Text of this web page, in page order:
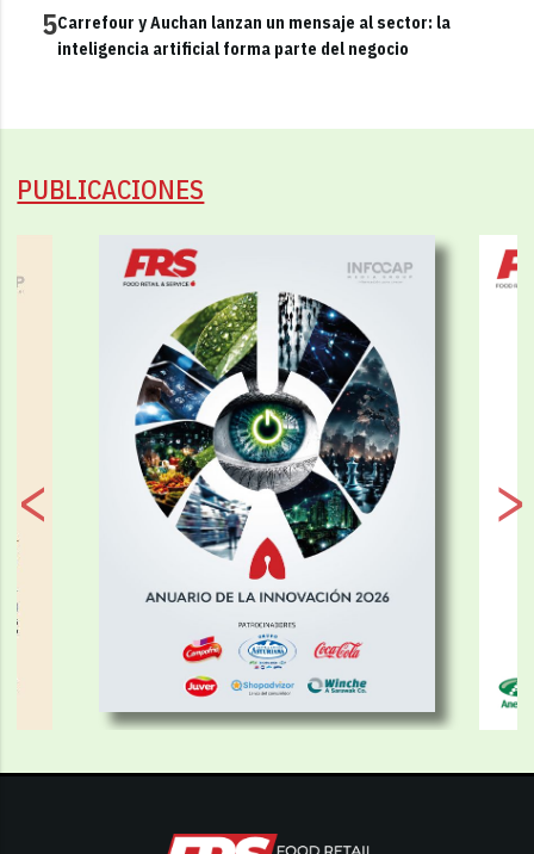
5Carrefour y Auchan lanzan un mensaje al sector: la
inteligencia artificial forma parte del negocio
PUBLICACIONES